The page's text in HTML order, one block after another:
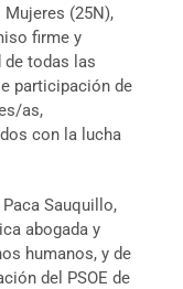
(25N),
firme y
todas las
participación de
as,
con la lucha
Sauquillo,
abogada y
humanos, y de
del PSOE de